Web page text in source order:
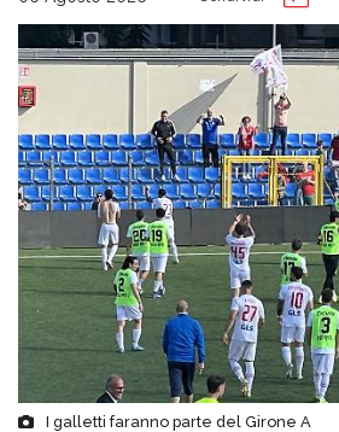
I galletti faranno parte del Girone A